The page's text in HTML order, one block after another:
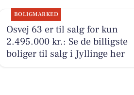
BOLIGMARKED
Osvej 63 er til salg for kun
2.495.000 kr.: Se de billigste
boliger til salg i Jyllinge her